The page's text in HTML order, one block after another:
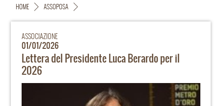
HOME ASSOPOSA
ASSOCIAZIONE
01/01/2026
Lettera del Presidente Luca Berardo per il
2026